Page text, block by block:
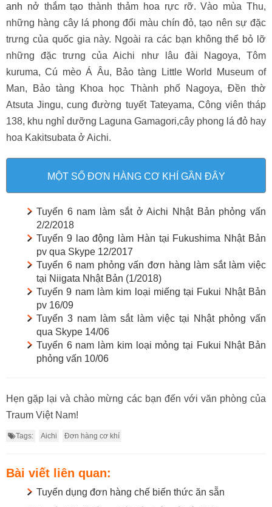
anh nở thắm tạo thành thảm hoa rực rỡ. Vào mùa Thu,
những hàng cây lá phong đổi màu chín đỏ, tạo nên sự đặc
trưng của quốc gia này. Ngoài ra các bạn không thể bỏ lỡ
những đặc trưng của Aichi như lâu đài Nagoya, Tôm
kuruma, Cú mèo Á Âu, Bảo tàng Little World Museum of
Man, Bảo tàng Khoa học Thành phố Nagoya, Đền thờ
Atsuta Jingu, cung đường tuyết Tateyama, Công viên tháp
138, khu nghỉ dưỡng Laguna Gamagori,cây phong lá đỏ hay
hoa Kakitsubata ở Aichi.
MỘT SỐ ĐƠN HÀNG CƠ KHÍ GẦN ĐÂY
Tuyển 6 nam làm sắt ở Aichi Nhật Bản phỏng vấn
2/2/2018
Tuyển 9 lao động làm Hàn tại Fukushima Nhật Bản
pv qua Skype 12/2017
Tuyển 6 nam phỏng vấn đơn hàng làm sắt làm việc
tại Niigata Nhật Bản (1/2018)
Tuyển 9 nam làm kim loại miếng tại Fukui Nhật Bản
pv 16/09
Tuyển 3 nam làm sắt làm việc tại Nhật phỏng vấn
qua Skype 14/06
Tuyển 6 nam làm kim loại mỏng tại Fukui Nhật Bản
phỏng vấn 10/06
Hẹn gặp lại và chào mừng các bạn đến với văn phòng của
Traum Việt Nam!
Tags: Aichi Đơn hàng cơ khí
Bài viết liên quan:
Tuyển dụng đơn hàng chế biến thức ăn sẵn